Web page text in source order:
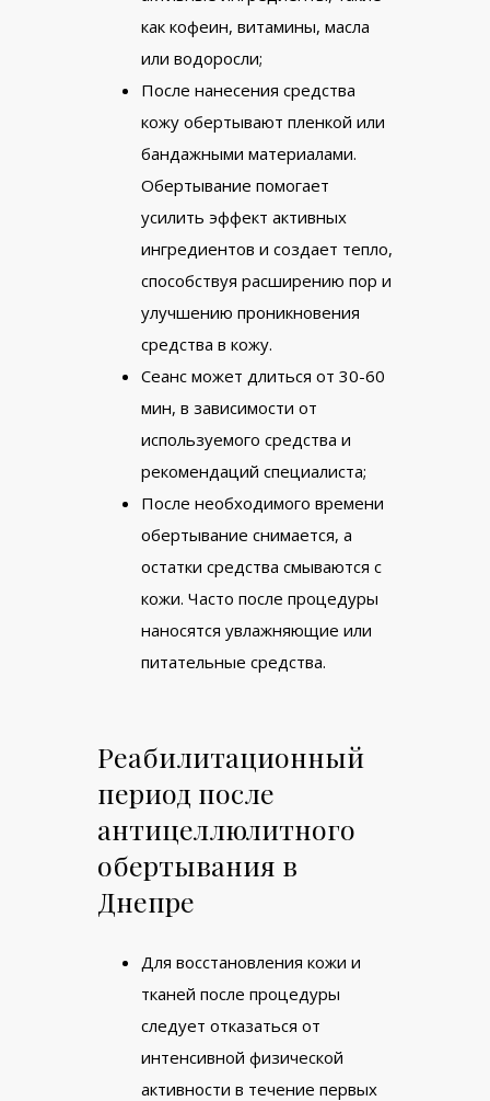
как кофеин, витамины, масла
или водоросли;
После нанесения средства
кожу обертывают пленкой или
бандажными материалами.
Обертывание помогает
усилить эффект активных
ингредиентов и создает тепло,
способствуя расширению пор и
улучшению проникновения
средства в кожу.
Сеанс может длиться от 30-60
мин, в зависимости от
используемого средства и
рекомендаций специалиста;
После необходимого времени
обертывание снимается, а
остатки средства смываются с
кожи. Часто после процедуры
наносятся увлажняющие или
питательные средства.
Реабилитационный
период после
антицеллюлитного
обертывания в
Днепре
Для восстановления кожи и
тканей после процедуры
следует отказаться от
интенсивной физической
активности в течение первых